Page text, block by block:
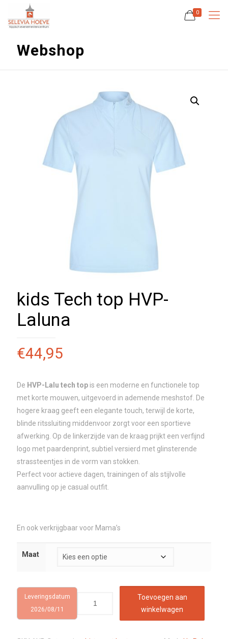
0
Webshop
kids Tech top HVP-
Laluna
€44,95
De HVP-Lalu tech top is een moderne en functionele top
met korte mouwen, uitgevoerd in ademende meshstof. De
hogere kraag geeft een elegante touch, terwijl de korte,
blinde ritssluiting middenvoor zorgt voor een sportieve
afwerking. Op de linkerzijde van de kraag prijkt een verfijnd
logo met paardenprint, subtiel versierd met glinsterende
strassteentjes in de vorm van stokken.
Perfect voor actieve dagen, trainingen of als stijlvolle
aanvulling op je casual outfit.
En ook verkrijgbaar voor Mama’s
Maat
Leveringsdatum
2026/08/11
Toevoegen aan
winkelwagen